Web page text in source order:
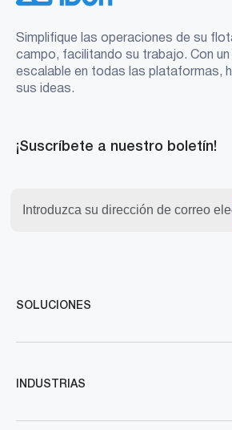
Simplifique las operaciones de su
campo, facilitando su trabajo. Con
escalable en todas las plataformas,
sus ideas.
¡Suscríbete a nuestro boletín!
SOLUCIONES
INDUSTRIAS